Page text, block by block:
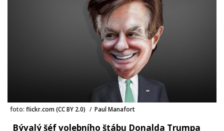
foto: flickr.com (CC BY 2.0) / Paul Manafort
Bývalý šéf volebního štábu Donalda Trumpa